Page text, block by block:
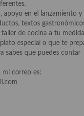
apoyo en el lanzamiento y
textos
de cocina a tu
especial o que te
sabes que puedes contar
mi correo es: